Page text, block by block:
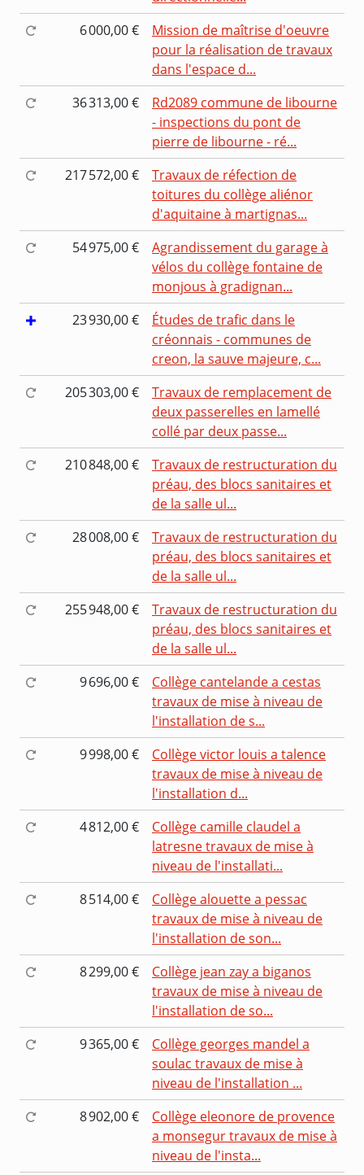
6 000,00 €
Mission de maîtrise d'oeuvre
pour la réalisation de travaux
dans l'espace d...
36 313,00 €
Rd2089 commune de libourne
- inspections du pont de
pierre de libourne - ré...
217 572,00 €
Travaux de réfection de
toitures du collège aliénor
d'aquitaine à martignas...
54 975,00 €
Agrandissement du garage à
vélos du collège fontaine de
monjous à gradignan...
23 930,00 €
Études de trafic dans le
créonnais - communes de
creon, la sauve majeure, c...
205 303,00 €
Travaux de remplacement de
deux passerelles en lamellé
collé par deux passe...
210 848,00 €
Travaux de restructuration du
préau, des blocs sanitaires et
de la salle ul...
28 008,00 €
Travaux de restructuration du
préau, des blocs sanitaires et
de la salle ul...
255 948,00 €
Travaux de restructuration du
préau, des blocs sanitaires et
de la salle ul...
9 696,00 €
Collège cantelande a cestas
travaux de mise à niveau de
l'installation de s...
9 998,00 €
Collège victor louis a talence
travaux de mise à niveau de
l'installation d...
4 812,00 €
Collège camille claudel a
latresne travaux de mise à
niveau de l'installati...
8 514,00 €
Collège alouette a pessac
travaux de mise à niveau de
l'installation de son...
8 299,00 €
Collège jean zay a biganos
travaux de mise à niveau de
l'installation de so...
9 365,00 €
Collège georges mandel a
soulac travaux de mise à
niveau de l'installation ...
8 902,00 €
Collège eleonore de provence
a monsegur travaux de mise à
niveau de l'insta...